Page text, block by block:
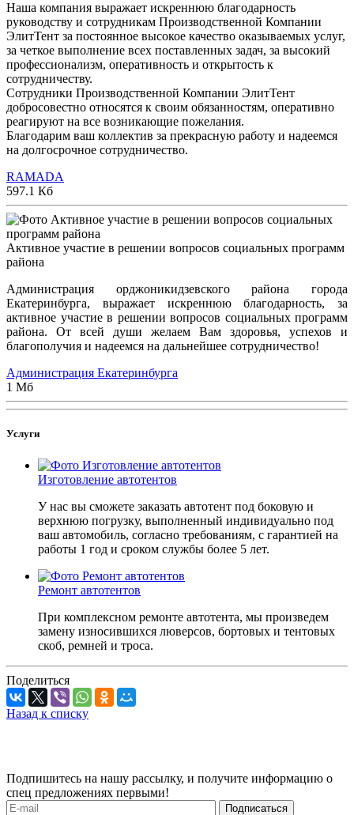
Наша компания выражает искреннюю благодарность
руководству и сотрудникам Производственной Компании
ЭлитТент за постоянное высокое качество оказываемых услуг,
за четкое выполнение всех поставленных задач, за высокий
профессионализм, оперативность и открытость к
сотрудничеству.
Сотрудники Производственной Компании ЭлитТент
добросовестно относятся к своим обязанностям, оперативно
реагируют на все возникающие пожелания.
Благодарим ваш коллектив за прекрасную работу и надеемся
на долгосрочное сотрудничество.
RAMADA
597.1 Кб
Активное участие в решении вопросов социальных программ
района
Администрация орджоникидзевского района города
Екатеринбурга, выражает искреннюю благодарность, за
активное участие в решении вопросов социальных программ
района. От всей души желаем Вам здоровья, успехов и
благополучия и надеемся на дальнейшее сотрудничество!
Администрация Екатеринбурга
1 Мб
Услуги
Изготовление автотентов
У нас вы сможете заказать автотент под боковую и
верхнюю погрузку, выполненный индивидуально под
ваш автомобиль, согласно требованиям, с гарантией на
работы 1 год и сроком службы более 5 лет.
Ремонт автотентов
При комплексном ремонте автотента, мы произведем
замену износившихся люверсов, бортовых и тентовых
скоб, ремней и троса.
Поделиться
Назад к списку
Подпишитесь на нашу рассылку, и получите информацию о
спец предложениях первыми!